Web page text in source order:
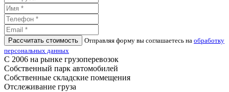
Рассчитать стоимость Отправляя форму вы соглашаетесь на обработку
персональных данных
С 2006 на рынке грузоперевозок
Собственный парк автомобилей
Собственные складские помещения
Отслеживание груза